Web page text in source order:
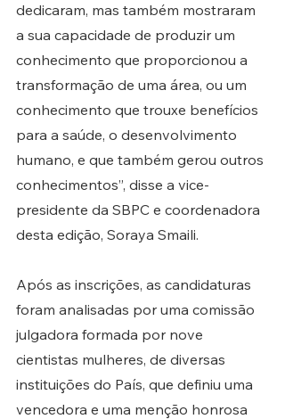
dedicaram, mas também mostraram
a sua capacidade de produzir um
conhecimento que proporcionou a
transformação de uma área, ou um
conhecimento que trouxe benefícios
para a saúde, o desenvolvimento
humano, e que também gerou outros
conhecimentos”, disse a vice-
presidente da SBPC e coordenadora
desta edição, Soraya Smaili.
Após as inscrições, as candidaturas
foram analisadas por uma comissão
julgadora formada por nove
cientistas mulheres, de diversas
instituições do País, que definiu uma
vencedora e uma menção honrosa